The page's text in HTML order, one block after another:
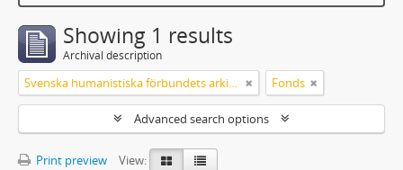
Showing 1 results
Archival description
Svenska humanistiska förbundets arkiv: handlingar 2003-2012 Fonds
Advanced search options
Print preview
View: